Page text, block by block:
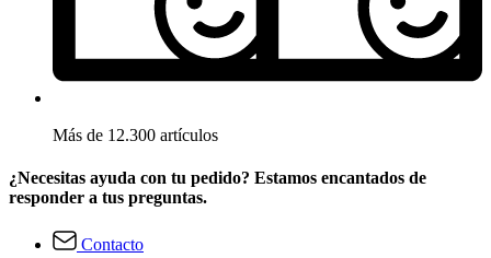
Más de 12.300 artículos
¿Necesitas ayuda con tu pedido? Estamos encantados de
responder a tus preguntas.
Contacto